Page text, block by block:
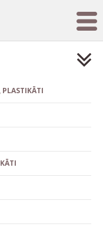
PLASTIKĀTI